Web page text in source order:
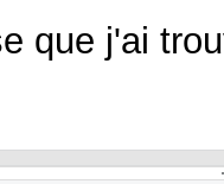
que j'ai